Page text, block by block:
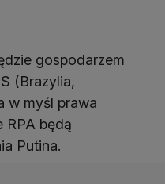
gospodarzem
(Brazylia,
w myśl prawa
RPA będą
Putina.